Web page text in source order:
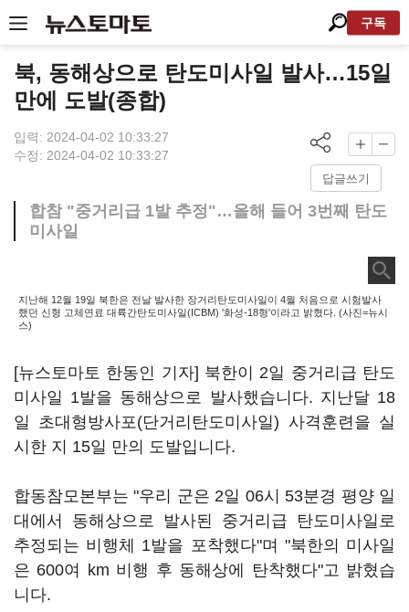
구독
북, 동해상으로 탄도미사일 발사…15일
만에 도발(종합)
입력: 2024-04-02 10:33:27
수정: 2024-04-02 10:33:27
답글쓰기
합참 "중거리급 1발 추정"…올해 들어 3번째 탄도
미사일
지난해 12월 19일 북한은 전날 발사한 장거리탄도미사일이 4월 처음으로 시험발사
했던 신형 고체연료 대륙간탄도미사일(ICBM) '화성-18형'이라고 밝혔다. (사진=뉴시
스)
[뉴스토마토 한동인 기자] 북한이 2일 중거리급 탄도
미사일 1발을 동해상으로 발사했습니다. 지난달 18
일 초대형방사포(단거리탄도미사일) 사격훈련을 실
시한 지 15일 만의 도발입니다.
합동참모본부는 "우리 군은 2일 06시 53분경 평양 일
대에서 동해상으로 발사된 중거리급 탄도미사일로
추정되는 비행체 1발을 포착했다"며 "북한의 미사일
은 600여 km 비행 후 동해상에 탄착했다"고 밝혔습
니다.